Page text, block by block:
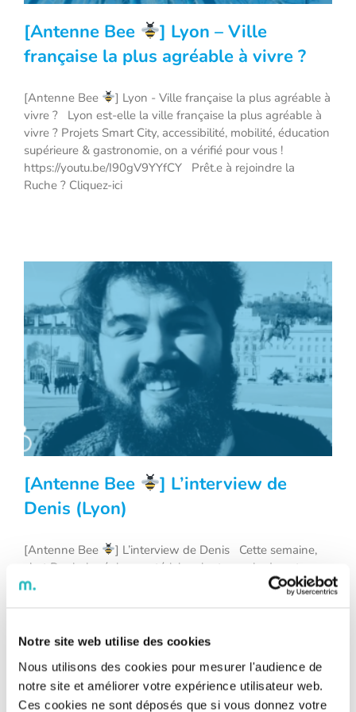
Notre site web utilise des cookies
Nous utilisons des cookies pour mesurer l'audience de
notre site et améliorer votre expérience utilisateur web.
Ces cookies ne sont déposés que si vous donnez votre
[Antenne Bee
] Lyon – Ville française
la plus agréable à vivre ?
[Antenne Bee
] Lyon – Ville
française la plus agréable à vivre ?
[Antenne Bee
] Lyon - Ville française la plus agréable à
vivre ? Lyon est-elle la ville française la plus agréable à
vivre ? Projets Smart City, accessibilité, mobilité, éducation
supérieure & gastronomie, on a vérifié pour vous !
https://youtu.be/I90gV9YYfCY Prêt.e à rejoindre la
Ruche ? Cliquez-ici
[Antenne Bee
] L’interview de Denis
[Antenne Bee
] L’interview de
Denis (Lyon)
[Antenne Bee
] L’interview de Denis Cette semaine,
c’est Denis, ingénieur matériel roulant au sein de notre
agence de Lyon depuis deux ans et demi, qui nous parle
Nice, un tramway nouvelle génération [...]